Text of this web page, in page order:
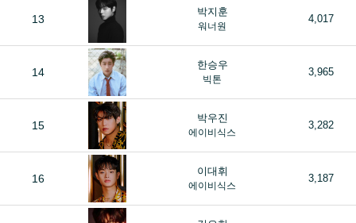
13
박지훈
워너원
4,017
14
한승우
빅톤
3,965
15
박우진
에이비식스
3,282
16
이대휘
에이비식스
3,187